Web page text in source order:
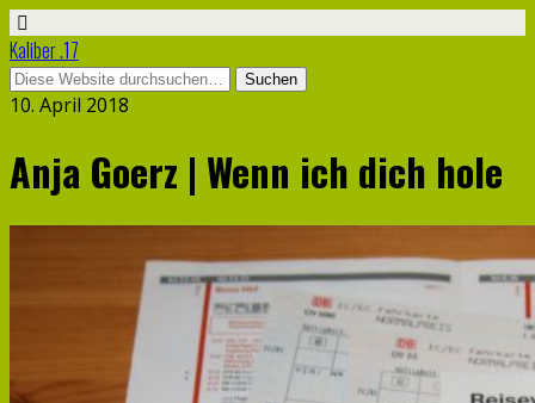
Kaliber .17
10. April 2018
Anja Goerz | Wenn ich dich hole